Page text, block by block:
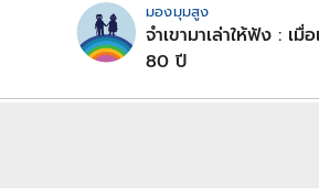
มองมุมสูง
จำเขามาเล่าให้ฟัง : เมื่อ
80 ปี